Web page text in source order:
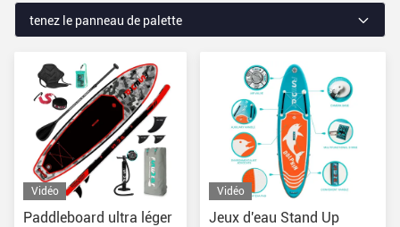
tenez le panneau de palette
Vidéo
Paddleboard ultra léger
Vidéo
Jeux d'eau Stand Up